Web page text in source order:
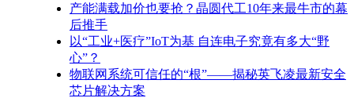
产能满载加价也要抢？晶圆代工10年来最牛市的幕
后推手
以“工业+医疗”IoT为基 自连电子究竟有多大“野
心”？
物联网系统可信任的“根”——揭秘英飞凌最新安全
芯片解决方案